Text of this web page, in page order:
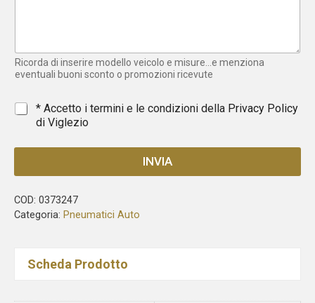
e
s
Ricorda di inserire modello veicolo e misure...e menziona
eventuali buoni sconto o promozioni ricevute
* * Accetto i termini e le condizioni della Privacy Policy
di Viglezio
INVIA
COD: 0373247
Categoria: Pneumatici Auto
Scheda Prodotto